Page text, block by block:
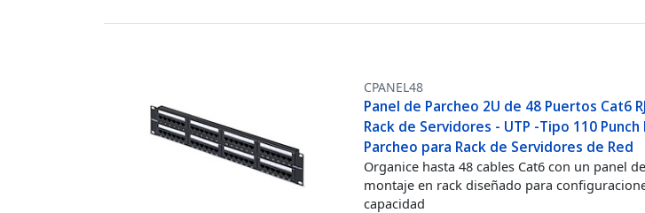
CPANEL48
Panel de Parcheo 2U de 48 Puertos Cat6
Rack de Servidores - UTP -Tipo 110
Parcheo para Rack de Servidores de Red
Organice hasta 48 cables Cat6 con un panel
montaje en rack diseñado para
capacidad